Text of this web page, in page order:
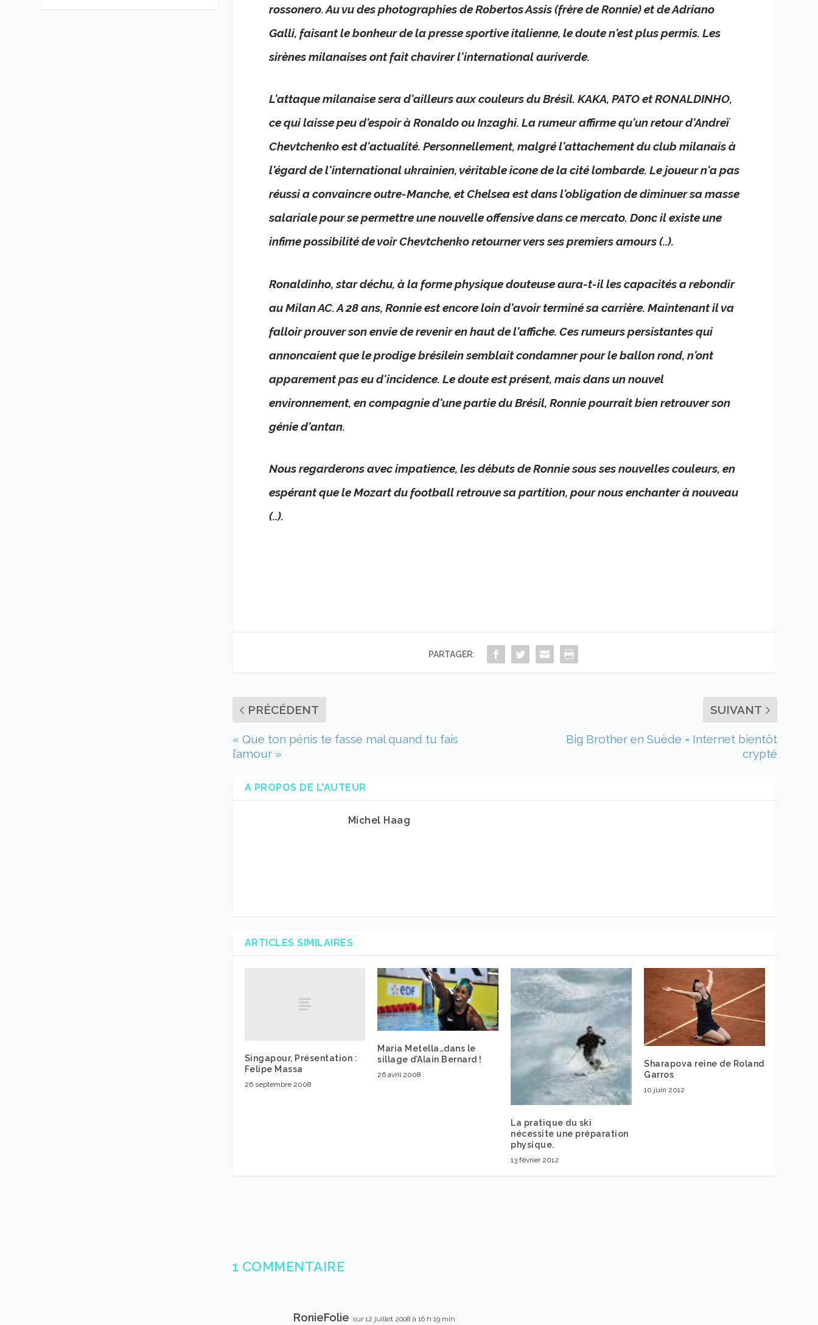
rossonero. Au vu des photographies de Robertos Assis (frère de Ronnie) et de Adriano
Galli, faisant le bonheur de la presse sportive italienne, le doute n'est plus permis. Les
sirènes milanaises ont fait chavirer l'international auriverde.
L'attaque milanaise sera d'ailleurs aux couleurs du Brésil. KAKA, PATO et RONALDINHO,
ce qui laisse peu d'espoir à Ronaldo ou Inzaghi. La rumeur affirme qu'un retour d'Andreï
Chevtchenko est d'actualité. Personnellement, malgré l'attachement du club milanais à
l'égard de l'international ukrainien, véritable icone de la cité lombarde. Le joueur n'a pas
réussi a convaincre outre-Manche, et Chelsea est dans l'obligation de diminuer sa masse
salariale pour se permettre une nouvelle offensive dans ce mercato. Donc il existe une
infime possibilité de voir Chevtchenko retourner vers ses premiers amours (..).
Ronaldinho, star déchu, à la forme physique douteuse aura-t-il les capacités a rebondir
au Milan AC. A 28 ans, Ronnie est encore loin d'avoir terminé sa carrière. Maintenant il va
falloir prouver son envie de revenir en haut de l'affiche. Ces rumeurs persistantes qui
annoncaient que le prodige brésilein semblait condamner pour le ballon rond, n'ont
apparement pas eu d'incidence. Le doute est présent, mais dans un nouvel
environnement, en compagnie d'une partie du Brésil, Ronnie pourrait bien retrouver son
génie d'antan.
Nous regarderons avec impatience, les débuts de Ronnie sous ses nouvelles couleurs, en
espérant que le Mozart du football retrouve sa partition, pour nous enchanter à nouveau
(..).
PARTAGER:
PRÉCÉDENT
« Que ton pénis te fasse mal quand tu fais
l’amour »
SUIVANT
Big Brother en Suède = Internet bientôt
crypté
A PROPOS DE L'AUTEUR
Michel Haag
ARTICLES SIMILAIRES
Singapour, Présentation :
Felipe Massa
26 septembre 2008
Maria Metella…dans le
sillage d’Alain Bernard !
26 avril 2008
La pratique du ski
nécessite une préparation
physique.
13 février 2012
Sharapova reine de Roland
Garros
10 juin 2012
1 COMMENTAIRE
RonieFolie sur 12 juillet 2008 à 16 h 19 min